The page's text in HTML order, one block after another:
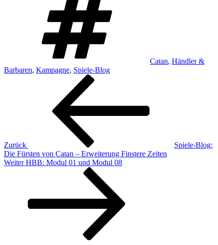
Catan, Händler &
Barbaren, Kampagne, Spiele-Blog
Beitragsnavigation
Zurück
Spiele-Blog:
Die Fürsten von Catan – Erweiterung Finstere Zeiten
Nächster
Weiter HBB: Modul 01 und Modul 08